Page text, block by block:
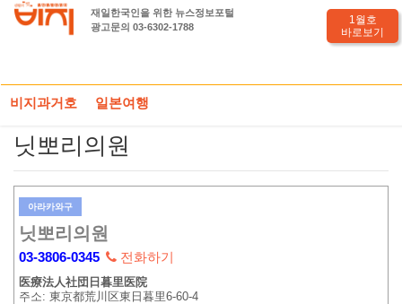
1월호
바로보기
재일한국인을 위한 뉴스정보포털
광고문의 03-6302-1788
비지과거호 일본여행
HOME 도쿄전화부 병원(야간진료)
닛뽀리의원
아라카와구
닛뽀리의원
03-3806-0345 전화하기
医療法人社団日暮里医院
주소: 東京都荒川区東日暮里6-60-4